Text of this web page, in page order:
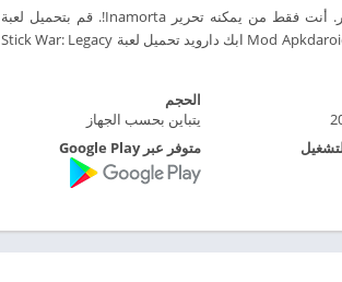
تعلم طريقة السيف، والرمح، والرمي ، والسحر. أنت فقط من يمكنه تحرير Inamorta!. قم بتحميل لعبة
تحميل لعبة Stick War: Legacy الآن مجاناً من Mod Apkdaroid ابك دارويد تحميل لعبة Stick War: Legacy
الحجم
يتباين بحسب الجهاز
متوفر عبر Google Play